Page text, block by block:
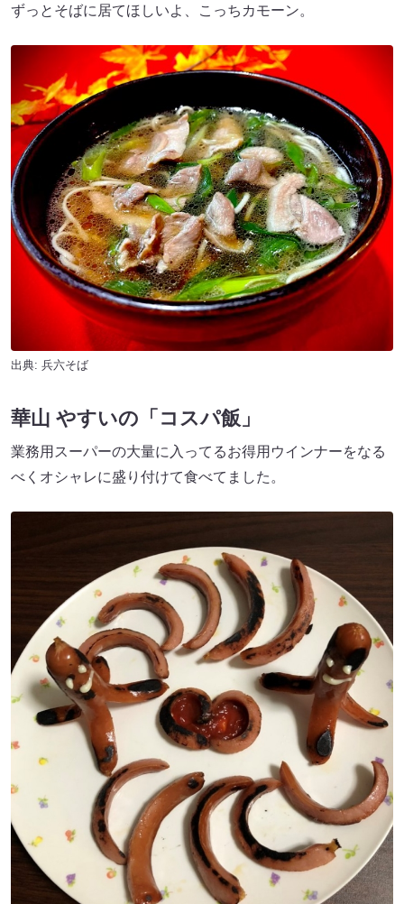
ずっとそばに居てほしいよ、こっちカモーン。
出典: 兵六そば
華山 やすいの「コスパ飯」
業務用スーパーの大量に入ってるお得用ウインナーをなる
べくオシャレに盛り付けて食べてました。